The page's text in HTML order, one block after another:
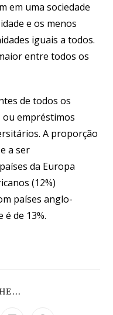
em uma sociedade
e os menos
iguais a todos.
entre todos os
de todos os
ou empréstimos
A proporção
a ser
da Europa
(12%)
países anglo-
é de 13%.